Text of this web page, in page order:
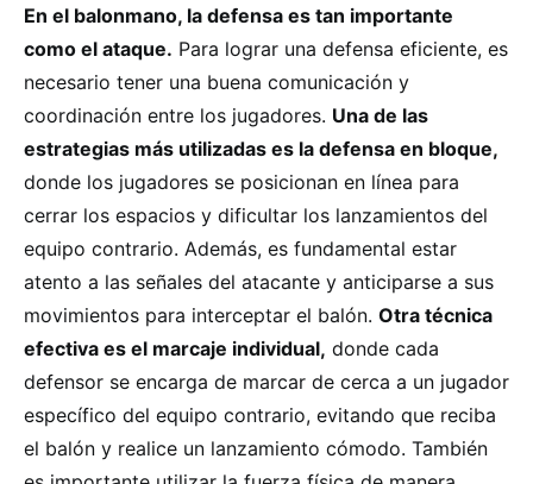
En el balonmano, la defensa es tan importante
como el ataque. Para lograr una defensa eficiente, es
necesario tener una buena comunicación y
coordinación entre los jugadores. Una de las
estrategias más utilizadas es la defensa en bloque,
donde los jugadores se posicionan en línea para
cerrar los espacios y dificultar los lanzamientos del
equipo contrario. Además, es fundamental estar
atento a las señales del atacante y anticiparse a sus
movimientos para interceptar el balón. Otra técnica
efectiva es el marcaje individual, donde cada
defensor se encarga de marcar de cerca a un jugador
específico del equipo contrario, evitando que reciba
el balón y realice un lanzamiento cómodo. También